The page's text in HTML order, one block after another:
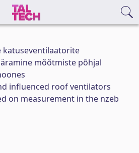
katuseventilaatorite
mõõtmiste põhjal
influenced roof ventilators
on measurement in the nzeb